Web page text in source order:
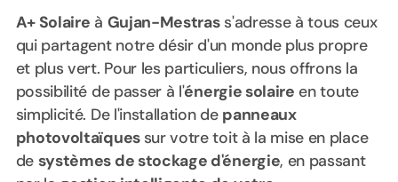
A+ Solaire à Gujan-Mestrass'adresse à tous ceux
qui partagent notre désir d'un monde plus propre
et plus vert. Pour les particuliers, nous offrons la
possibilité de passer à l'énergie solaire en toute
simplicité. De l'installation de panneaux
photovoltaïquessur votre toit à la mise en place
de systèmes de stockage d'énergie, en passant